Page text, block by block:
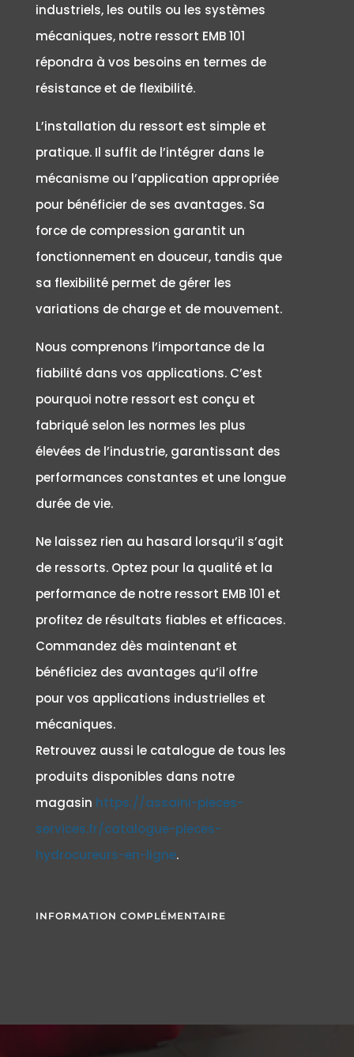
industriels, les outils ou les systèmes
mécaniques, notre ressort EMB 101
répondra à vos besoins en termes de
résistance et de flexibilité.
L’installation du ressort est simple et
pratique. Il suffit de l’intégrer dans le
mécanisme ou l’application appropriée
pour bénéficier de ses avantages. Sa
force de compression garantit un
fonctionnement en douceur, tandis que
sa flexibilité permet de gérer les
variations de charge et de mouvement.
Nous comprenons l’importance de la
fiabilité dans vos applications. C’est
pourquoi notre ressort est conçu et
fabriqué selon les normes les plus
élevées de l’industrie, garantissant des
performances constantes et une longue
durée de vie.
Ne laissez rien au hasard lorsqu’il s’agit
de ressorts. Optez pour la qualité et la
performance de notre ressort EMB 101 et
profitez de résultats fiables et efficaces.
Commandez dès maintenant et
bénéficiez des avantages qu’il offre
pour vos applications industrielles et
mécaniques.
Retrouvez aussi le catalogue de tous les
produits disponibles dans notre
magasin https://assaini-pieces-
services.fr/catalogue-pieces-
hydrocureurs-en-ligne.
INFORMATION COMPLÉMENTAIRE